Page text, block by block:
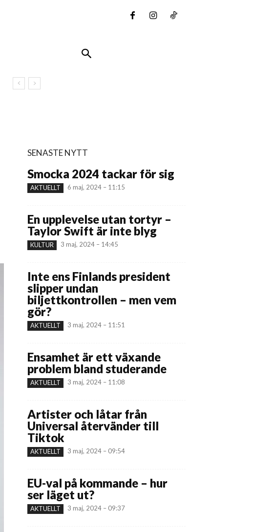
SENASTE NYTT
Smocka 2024 tackar för sig
AKTUELLT 6 maj, 2024 – 11:15
En upplevelse utan tortyr –
Taylor Swift är inte blyg
KULTUR 3 maj, 2024 – 14:45
Inte ens Finlands president
slipper undan
biljettkontrollen – men vem
gör?
AKTUELLT 3 maj, 2024 – 11:51
Ensamhet är ett växande
problem bland studerande
AKTUELLT 3 maj, 2024 – 11:08
Artister och låtar från
Universal återvänder till
Tiktok
AKTUELLT 3 maj, 2024 – 09:54
EU-val på kommande – hur
ser läget ut?
AKTUELLT 3 maj, 2024 – 09:37